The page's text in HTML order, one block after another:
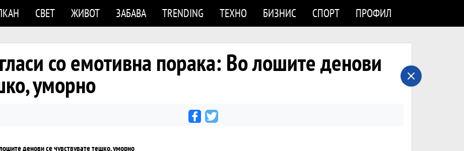
СВЕТ ЖИВОТ ЗАБАВА TRENDING ТЕХНО БИЗНИС СПОРТ ПРОФИЛ
со емотивна порака: Во лошите денови
уморно